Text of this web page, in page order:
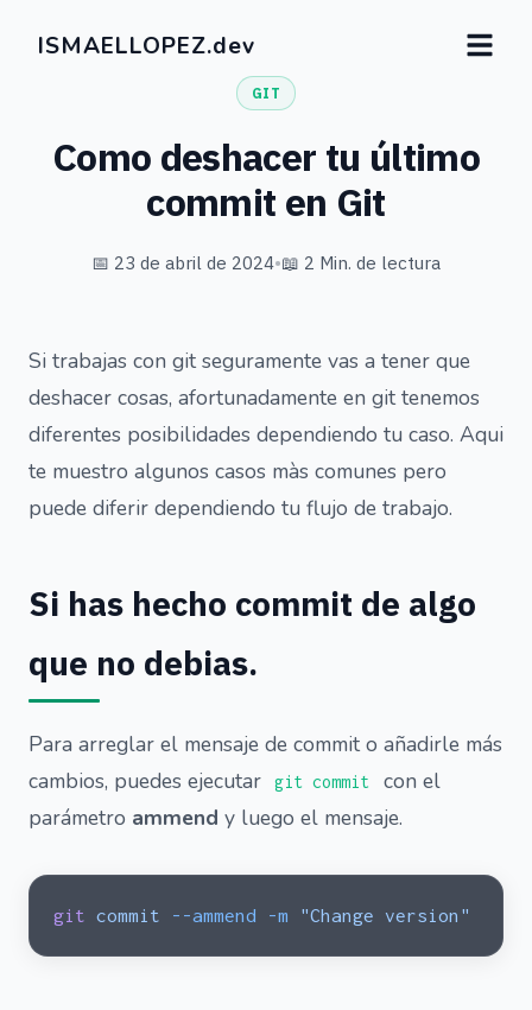
ISMAELLOPEZ.dev
GIT
Como deshacer tu último
commit en Git
📅 23 de abril de 2024•📖 2 Min. de lectura
Si trabajas con git seguramente vas a tener que
deshacer cosas, afortunadamente en git tenemos
diferentes posibilidades dependiendo tu caso. Aqui
te muestro algunos casos màs comunes pero
puede diferir dependiendo tu flujo de trabajo.
Si has hecho commit de algo
que no debias.
Para arreglar el mensaje de commit o añadirle más
cambios, puedes ejecutar
git commit
con el
parámetro ammend y luego el mensaje.
git commit --ammend -m "Change version"